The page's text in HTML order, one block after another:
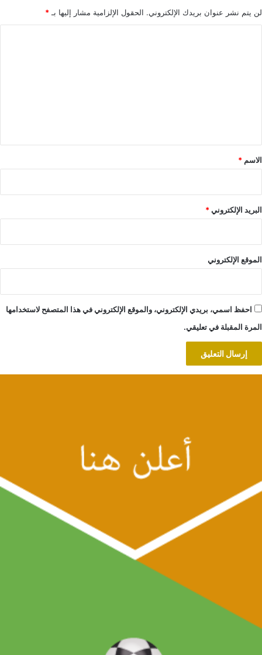
لن يتم نشر عنوان بريدك الإلكتروني. الحقول الإلزامية مشار إليها بـ *
*
الاسم *
البريد الإلكتروني*
الموقع الإلكتروني
احفظ اسمي، بريدي الإلكتروني، والموقع الإلكتروني في هذا المتصفح لاستخدامها
المرة المقبلة في تعليقي.